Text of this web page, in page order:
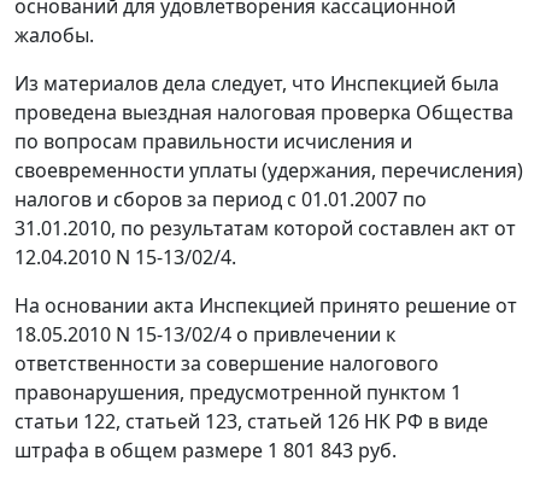
оснований для удовлетворения кассационной
жалобы.
Из материалов дела следует, что Инспекцией была
проведена выездная налоговая проверка Общества
по вопросам правильности исчисления и
своевременности уплаты (удержания, перечисления)
налогов и сборов за период с 01.01.2007 по
31.01.2010, по результатам которой составлен акт от
12.04.2010 N 15-13/02/4.
На основании акта Инспекцией принято решение от
18.05.2010 N 15-13/02/4 о привлечении к
ответственности за совершение налогового
правонарушения, предусмотренной пунктом 1
статьи 122, статьей 123, статьей 126 НК РФ в виде
штрафа в общем размере 1 801 843 руб.